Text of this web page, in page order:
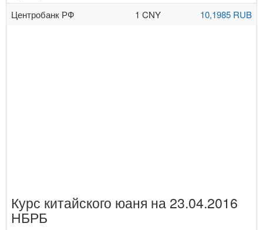
Центробанк РФ 1 CNY 10,1985 RUB
Курс китайского юаня на 23.04.2016
НБРБ